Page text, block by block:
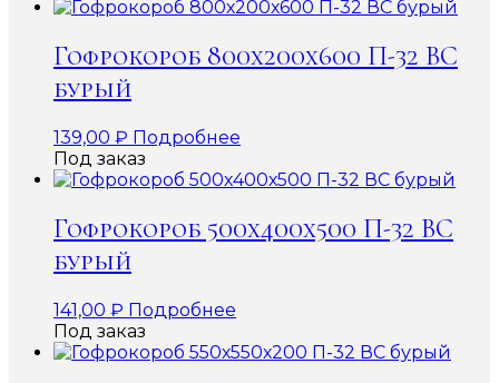
Гофрокороб 800х200х600 П-32 ВС
бурый
139,00 ₽ Подробнее
Под заказ
Гофрокороб 500х400х500 П-32 ВС
бурый
141,00 ₽ Подробнее
Под заказ